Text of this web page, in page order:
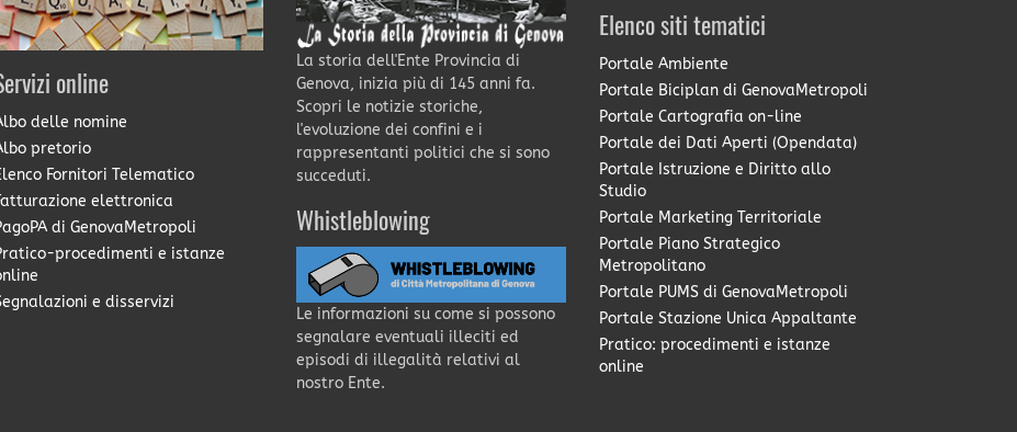
online
delle nomine
pretorio
Fornitori Telematico
elettronica
di GenovaMetropoli
procedimenti e istanze
e disservizi
La storia dell'Ente Provincia di
Genova, inizia più di 145 anni fa.
Scopri le notizie storiche,
l'evoluzione dei confini e i
rappresentanti politici che si sono
succeduti.
Whistleblowing
Le informazioni su come si possono
segnalare eventuali illeciti ed
episodi di illegalità relativi al
nostro Ente.
Elenco siti tematici
Portale Ambiente
Portale Biciplan di GenovaMetropoli
Portale Cartografia on-line
Portale dei Dati Aperti (Opendata)
Portale Istruzione e Diritto allo
Studio
Portale Marketing Territoriale
Portale Piano Strategico
Metropolitano
Portale PUMS di GenovaMetropoli
Portale Stazione Unica Appaltante
Pratico: procedimenti e istanze
online